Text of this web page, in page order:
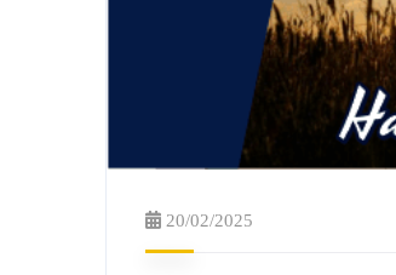
20/02/2025